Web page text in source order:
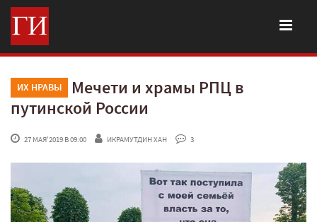
ИХ НРАВЫ
Мечети и храмы РПЦ в
путинской России
27 МАЯ'2019 В 09:00 ИКРАМУТДИН ХАН 3